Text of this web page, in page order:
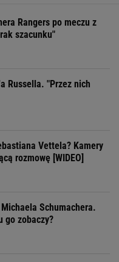
Rangers po meczu z
szacunku"
Russella. "Przez nich
Vettela? Kamery
rozmowę [WIDEO]
Schumachera.
go zobaczy?